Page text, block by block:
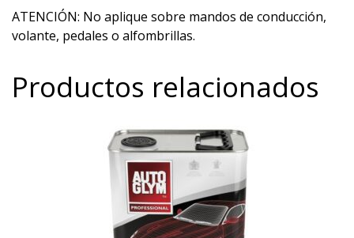
ATENCIÓN: No aplique sobre mandos de conducción,
volante, pedales o alfombrillas.
Productos relacionados